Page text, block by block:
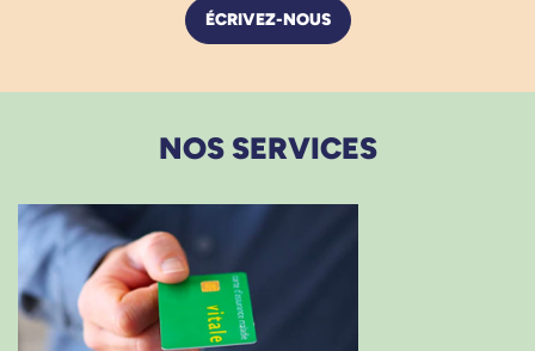
ÉCRIVEZ-NOUS
NOS SERVICES